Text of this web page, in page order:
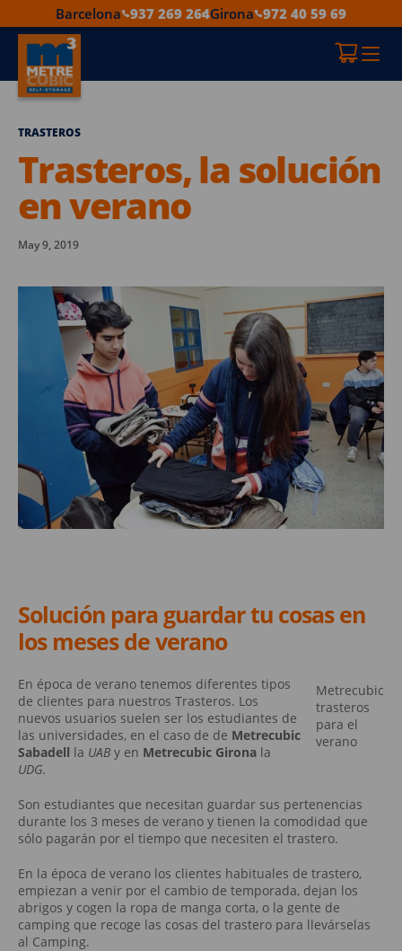
Barcelona 937 269 264Girona 972 40 59 69
TRASTEROS
Trasteros, la solución
en verano
May 9, 2019
Solución para guardar tu cosas en
los meses de verano
Metrecubic
trasteros
para el
verano
En época de verano tenemos diferentes tipos
de clientes para nuestros Trasteros. Los
nuevos usuarios suelen ser los estudiantes de
las universidades, en el caso de de Metrecubic
Sabadell la UAB y en Metrecubic Girona la
UDG.
Son estudiantes que necesitan guardar sus pertenencias
durante los 3 meses de verano y tienen la comodidad que
sólo pagarán por el tiempo que necesiten el trastero.
En la época de verano los clientes habituales de trastero,
empiezan a venir por el cambio de temporada, dejan los
abrigos y cogen la ropa de manga corta, o la gente de
camping que recoge las cosas del trastero para llevárselas
al Camping.